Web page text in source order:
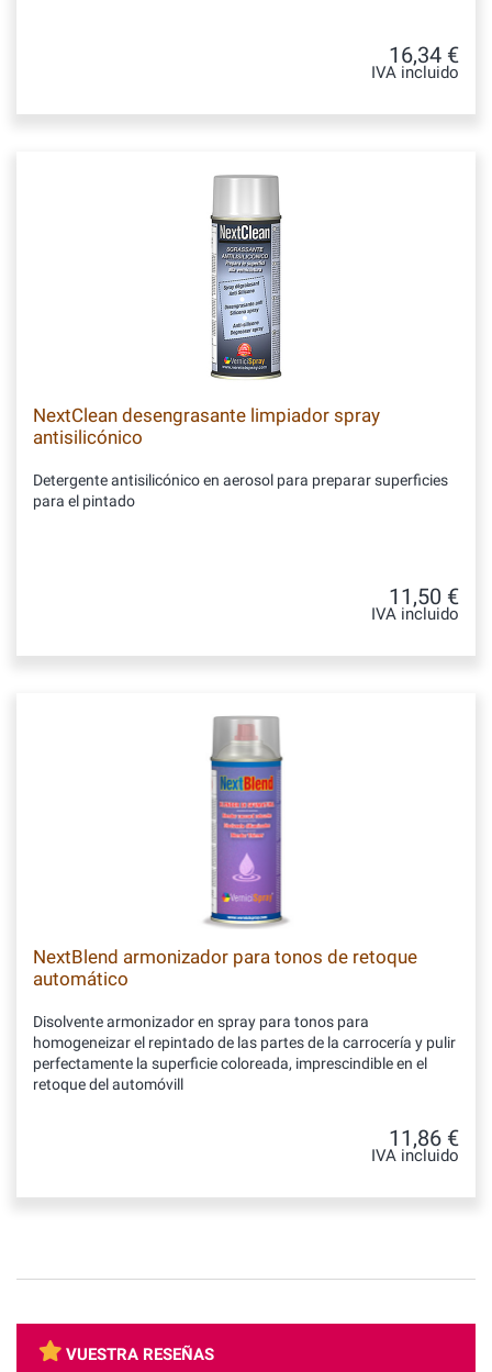
16,34 €
IVA incluido
NextClean desengrasante limpiador spray
antisilicónico
Detergente antisilicónico en aerosol para preparar superficies
para el pintado
11,50 €
IVA incluido
NextBlend armonizador para tonos de retoque
automático
Disolvente armonizador en spray para tonos para
homogeneizar el repintado de las partes de la carrocería y pulir
perfectamente la superficie coloreada, imprescindible en el
retoque del automóvill
11,86 €
IVA incluido
VUESTRA RESEÑAS